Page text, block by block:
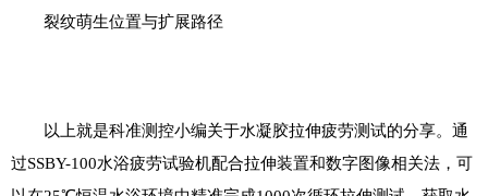
裂纹萌生位置与扩展路径
以上就是科准测控小编关于水凝胶拉伸疲劳测试的分享。通
过SSBY-100水浴疲劳试验机配合拉伸装置和数字图像相关法，可